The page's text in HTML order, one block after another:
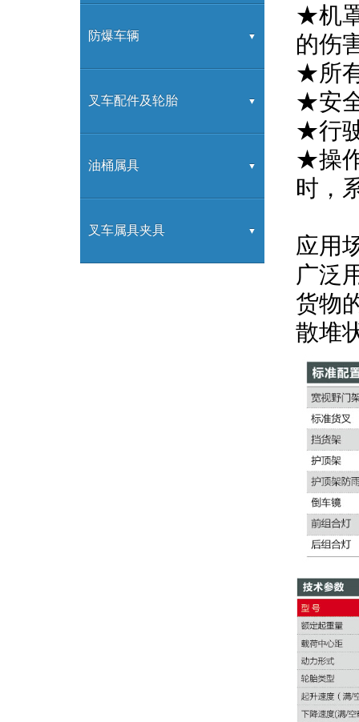
内燃牵引车
装载机
防爆车辆
防爆叉车
叉车配件及轮胎
叉车配件
油桶属具
叉车属具
叉车属具夹具
★机
的伤
★所
★安
★行
★操
时，
应用
广泛
货物
散堆